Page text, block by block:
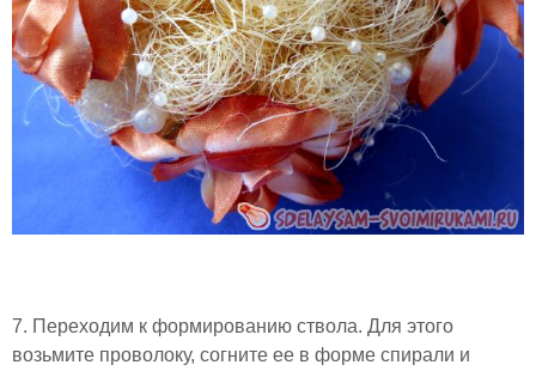
7. Переходим к формированию ствола. Для этого
возьмите проволоку, согните ее в форме спирали и